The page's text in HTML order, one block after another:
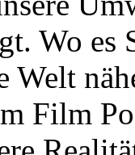
Wo es
Film